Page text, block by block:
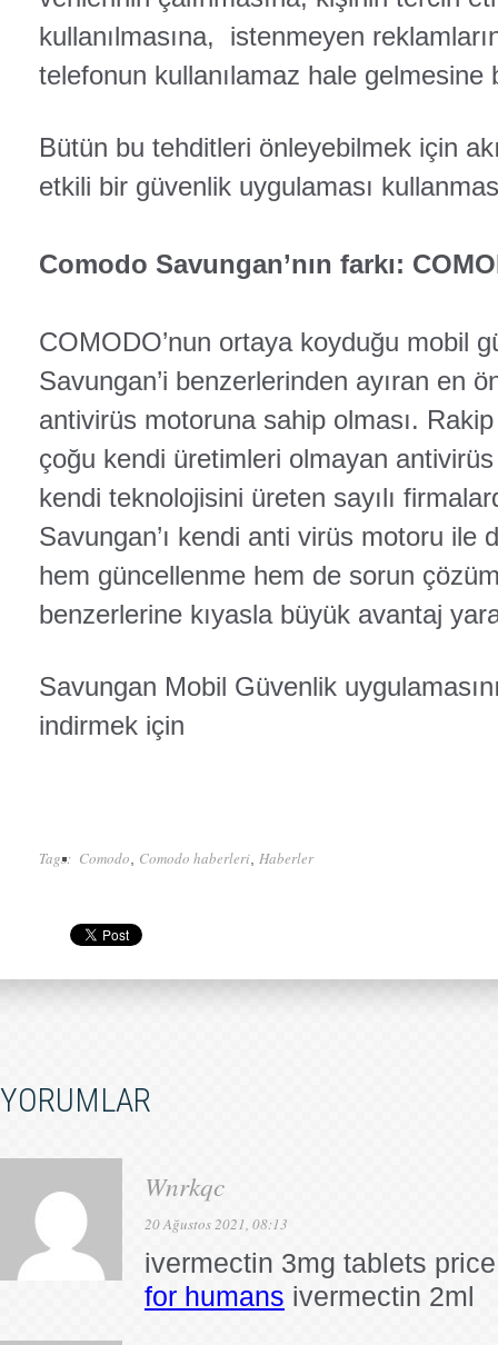
kullanılmasına, istenmeyen
telefonun kullanılamaz hale gelmesine
Bütün bu tehditleri önleyebilmek için
etkili bir güvenlik uygulaması
Comodo Savungan’nın farkı:
COMODO’nun ortaya koyduğu mobil
Savungan’i benzerlerinden ayıran en
antivirüs motoruna sahip olması.
çoğu kendi üretimleri olmayan antivirüs
kendi teknolojisini üreten sayılı
Savungan’ı kendi anti virüs motoru ile
hem güncellenme hem de sorun
benzerlerine kıyasla büyük avantaj
Savungan Mobil Güvenlik
indirmek için
Tags: Comodo Comodo haberleri Haberler
YORUMLAR
Wnrkqc
20 Ağustos 2021, 08:13
ivermectin 3mg tablets
for humans ivermectin 2ml